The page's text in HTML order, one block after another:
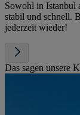
Sowohl in Istanbul
stabil und schnell.
jederzeit wieder!
Das sagen unsere